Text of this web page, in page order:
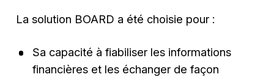
La solution BOARD a été choisie pour :
Sa capacité à fiabiliser les informations
financières et les échanger de façon